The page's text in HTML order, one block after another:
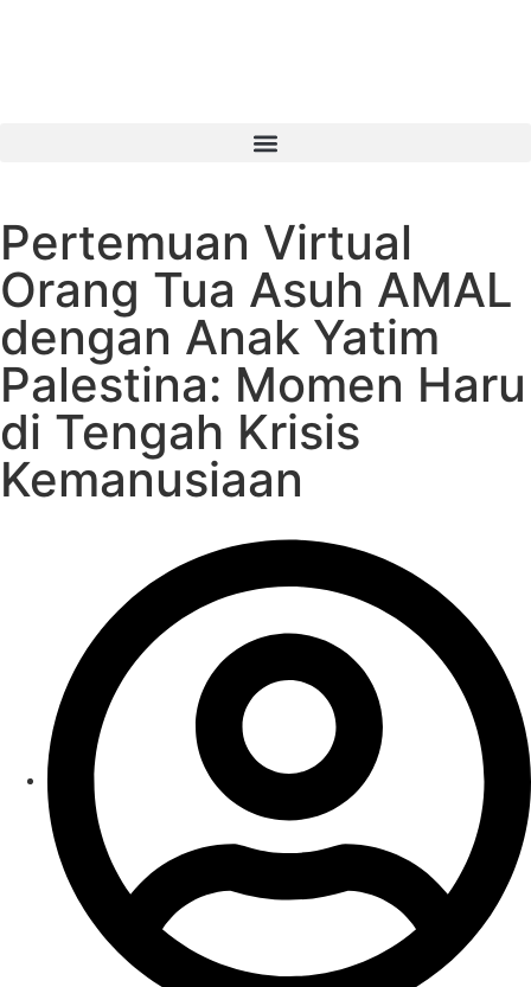
Pertemuan Virtual
Orang Tua Asuh AMAL
dengan Anak Yatim
Palestina: Momen Haru
di Tengah Krisis
Kemanusiaan